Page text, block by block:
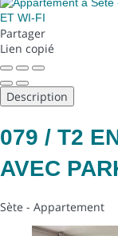
Partager
Lien copié
Description
079 / T2
AVEC
Sète - Appartement